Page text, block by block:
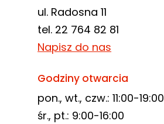
ul. Radosna 11
tel. 22 764 82 81
Napisz do nas
Godziny otwarcia
pon., wt., czw.: 11:00-19:00
śr., pt.: 9:00-16:00